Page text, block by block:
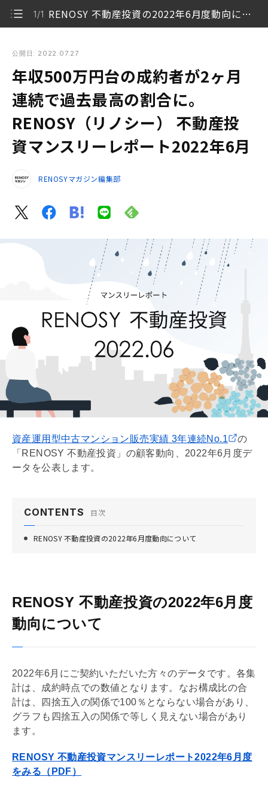
1/1 RENOSY 不動産投資の2022年6月度動向について
RENOSY（リノシー） 不動産投資マンスリーレポート2022年
1/1 RENOSY 不動産投資の2022年6月度動向について
公開日: 2022.07.27
年収500万円台の成約者が2ヶ月
連続で過去最高の割合に。
RENOSY（リノシー） 不動産投
資マンスリーレポート2022年6月
RENOSYマガジン編集部
資産運用型中古マンション販売実績 3年連続No.1
の
「RENOSY 不動産投資」の顧客動向、2022年6月度デ
ータを公表します。
CONTENTS 目次
RENOSY 不動産投資の2022年6月度動向について
RENOSY 不動産投資の2022年6月度
動向について
2022年6月にご契約いただいた方々のデータです。各集
計は、成約時点での数値となります。なお構成比の合
計は、四捨五入の関係で100％とならない場合があり、
グラフも四捨五入の関係で等しく見えない場合があり
ます。
RENOSY 不動産投資マンスリーレポート2022年6月度
をみる（PDF）